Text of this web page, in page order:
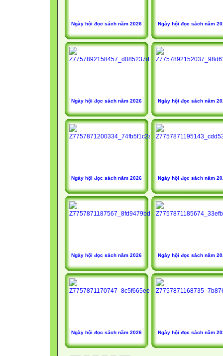
Ngày hội đọc sách năm 2026 Ngày hội đọc sách năm
Ngày hội đọc sách năm 2026 Ngày hội đọc sách năm
Ngày hội đọc sách năm 2026 Ngày hội đọc sách năm
Ngày hội đọc sách năm 2026 Ngày hội đọc sách năm
Ngày hội đọc sách năm 2026 Ngày hội đọc sách năm